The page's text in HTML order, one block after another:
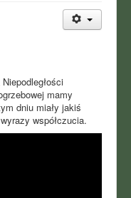
mamy
dniu miały jakiś
współczucia.